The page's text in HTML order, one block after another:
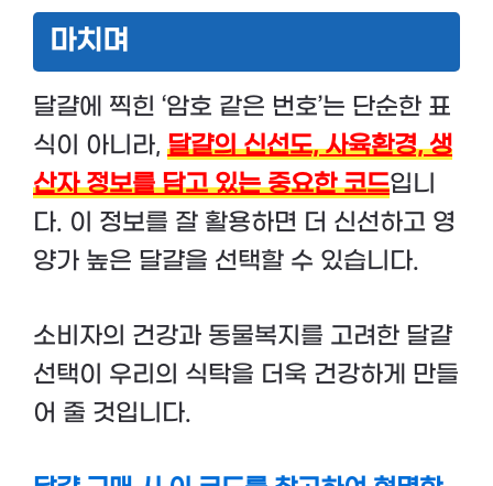
마치며
달걀에 찍힌 ‘암호 같은 번호’는 단순한 표
식이 아니라, 달걀의 신선도, 사육환경, 생
산자 정보를 담고 있는 중요한 코드입니
다. 이 정보를 잘 활용하면 더 신선하고 영
양가 높은 달걀을 선택할 수 있습니다.
소비자의 건강과 동물복지를 고려한 달걀
선택이 우리의 식탁을 더욱 건강하게 만들
어 줄 것입니다.